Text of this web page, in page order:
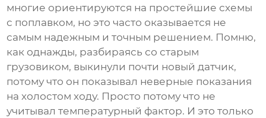
многие ориентируются на простейшие схемы
с поплавком, но это часто оказывается не
самым надежным и точным решением. Помню,
как однажды, разбираясь со старым
грузовиком, выкинули почти новый датчик,
потому что он показывал неверные показания
на холостом ходу. Просто потому что не
учитывал температурный фактор. И это только